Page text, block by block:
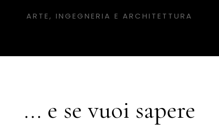
ARTE, INGEGNERIA E ARCHITETTURA
... e se vuoi sapere